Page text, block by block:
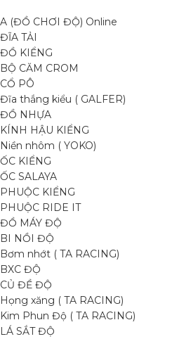
A (ĐỒ CHƠI ĐỘ) Online
ĐĨA TẢI
ĐỒ KIỂNG
BỘ CĂM CROM
CỔ PÔ
Đĩa thắng kiểu ( GALFER)
ĐỒ NHỰA
KÍNH HẬU KIỂNG
Niền nhôm ( YOKO)
ỐC KIỂNG
ỐC SALAYA
PHUỘC KIỂNG
PHUỘC RIDE IT
ĐỒ MÁY ĐỘ
BI NỒI ĐỘ
Bơm nhớt ( TA RACING)
BXC ĐỘ
CỦ ĐỀ ĐỘ
Họng xăng ( TA RACING)
Kim Phun Độ ( TA RACING)
LÁ SẮT ĐỘ